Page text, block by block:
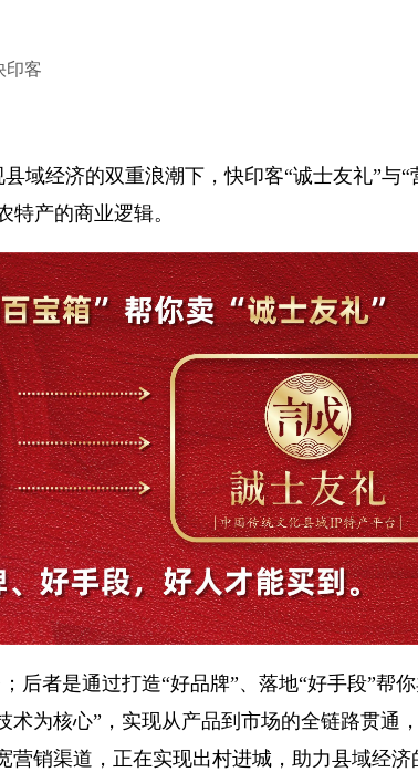
印客
域经济的双重浪潮下，快印客“诚士友礼”与“
产的商业逻辑。
后者是通过打造“好品牌”、落地“好手段”帮
术为核心”，实现从产品到市场的全链路贯通
营销渠道，正在实现出村进城，助力县域经济